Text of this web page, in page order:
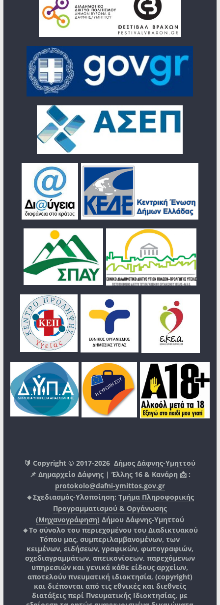
🔰 Copyright © 2017-2026Δήμος Δάφνης-Υμηττού
📌 Δημαρχείο Δάφνης | Έλλης 16 & Κανάρη 📩 :
protokolo@dafni-ymittos.gov.gr
🔹Σχεδιασμός-Υλοποίηση: Τμήμα Πληροφορικής
Προγραμματισμού & Οργάνωσης
(Μηχανογράφηση) Δήμου Δάφνης-Υμηττού
🔸Το σύνολο του περιεχομένου του Διαδικτυακού
Τόπου μας, συμπεριλαμβανομένων, των
κειμένων, ειδήσεων, γραφικών, φωτογραφιών,
σχεδιαγραμμάτων, απεικονίσεων, παρεχόμενων
υπηρεσιών και γενικά κάθε είδους αρχείων,
αποτελούν πνευματική ιδιοκτησία, (copyright)
και διέπονται από τις εθνικές και διεθνείς
διατάξεις περί Πνευματικής Ιδιοκτησίας, με